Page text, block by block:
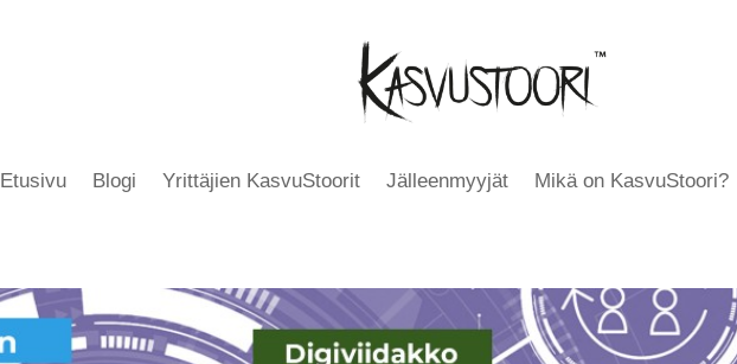
Etusivu Blogi Yrittäjien KasvuStoorit Jälleenmyyjät Mikä on KasvuStoori?